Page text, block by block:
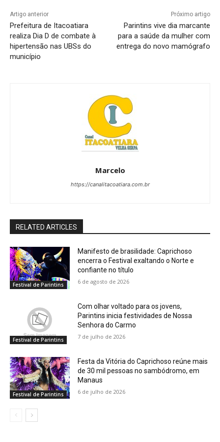
Artigo anterior
Prefeitura de Itacoatiara
realiza Dia D de combate à
hipertensão nas UBSs do
município
Próximo artigo
Parintins vive dia marcante
para a saúde da mulher com
entrega do novo mamógrafo
Marcelo
https://canalitacoatiara.com.br
RELATED ARTICLES
Festival de Parintins
Manifesto de brasilidade: Caprichoso
encerra o Festival exaltando o Norte e
confiante no título
6 de agosto de 2026
Festival de Parintins
Com olhar voltado para os jovens,
Parintins inicia festividades de Nossa
Senhora do Carmo
7 de julho de 2026
Festival de Parintins
Festa da Vitória do Caprichoso reúne mais
de 30 mil pessoas no sambódromo, em
Manaus
6 de julho de 2026